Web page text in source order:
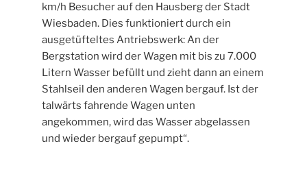
km/h Besucher auf den Hausberg der Stadt
Wiesbaden. Dies funktioniert durch ein
ausgetüfteltes Antriebswerk: An der
Bergstation wird der Wagen mit bis zu 7.000
Litern Wasser befüllt und zieht dann an einem
Stahlseil den anderen Wagen bergauf. Ist der
talwärts fahrende Wagen unten
angekommen, wird das Wasser abgelassen
und wieder bergauf gepumpt“.